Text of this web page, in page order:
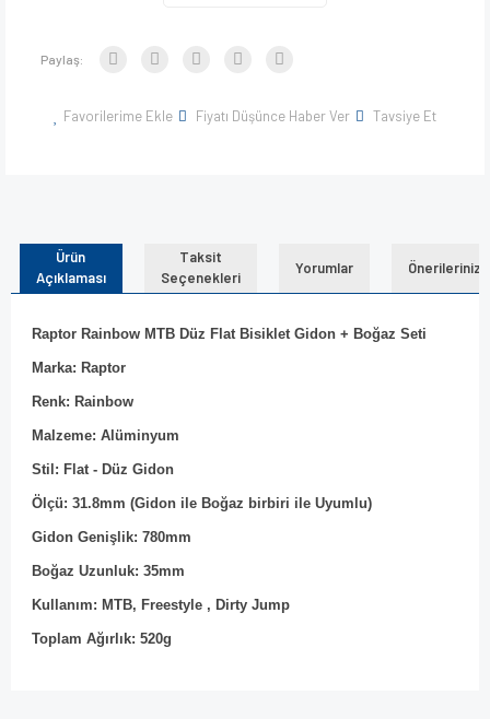
Paylaş:
Favorilerime Ekle Fiyatı Düşünce Haber Ver Tavsiye Et
Ürün
Açıklaması
Taksit
Seçenekleri
Yorumlar Önerileriniz
Raptor Rainbow MTB Düz Flat Bisiklet Gidon + Boğaz Seti
Marka: Raptor
Renk: Rainbow
Malzeme: Alüminyum
Stil: Flat - Düz Gidon
Ölçü: 31.8mm (Gidon ile Boğaz birbiri ile Uyumlu)
Gidon Genişlik: 780mm
Boğaz Uzunluk: 35mm
Kullanım: MTB, Freestyle , Dirty Jump
Toplam Ağırlık: 520g